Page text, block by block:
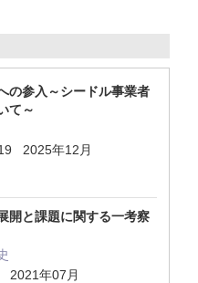
の参入～シードル事業者
て～
2025年12月
開と課題に関する一考察
年07月